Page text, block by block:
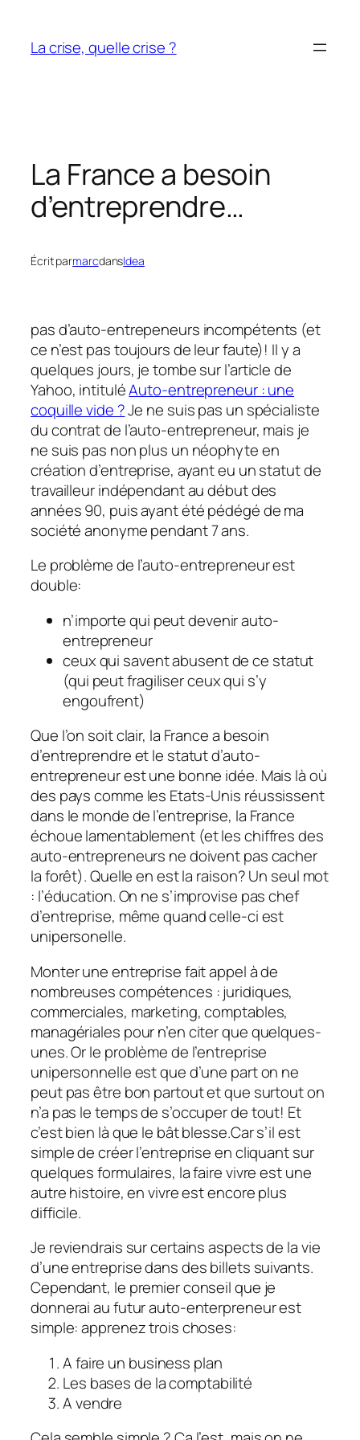
contenu
La crise, quelle crise ?
La France a besoin
d’entreprendre…
Écrit parmarcdansIdea
pas d’auto-entrepeneurs incompétents (et
ce n’est pas toujours de leur faute)! Il y a
quelques jours, je tombe sur l’article de
Yahoo, intituléAuto-entrepreneur : une
coquille vide ?Je ne suis pas un spécialiste
du contrat de l’auto-entrepreneur, mais je
ne suis pas non plus un néophyte en
création d’entreprise, ayant eu un statut de
travailleur indépendant au début des
années 90, puis ayant été pédégé de ma
société anonyme pendant 7 ans.
Le problème de l’auto-entrepreneur est
double:
n’importe qui peut devenir auto-
entrepreneur
ceux qui savent abusent de ce statut
(qui peut fragiliser ceux qui s’y
engoufrent)
Que l’on soit clair, la France a besoin
d’entreprendre et le statut d’auto-
entrepreneur est une bonne idée. Mais là où
des pays comme les Etats-Unis réussissent
dans le monde de l’entreprise, la France
échoue lamentablement (et les chiffres des
auto-entrepreneurs ne doivent pas cacher
la forêt). Quelle en est la raison? Un seul mot
: l’éducation. On ne s’improvise pas chef
d’entreprise, même quand celle-ci est
unipersonelle.
Monter une entreprise fait appel à de
nombreuses compétences : juridiques,
commerciales, marketing, comptables,
managériales pour n’en citer que quelques-
unes. Or le problème de l’entreprise
unipersonnelle est que d’une part on ne
peut pas être bon partout et que surtout on
n’a pas le temps de s’occuper de tout! Et
c’est bien là que le bât blesse.Car s’il est
simple de créer l’entreprise en cliquant sur
quelques formulaires, la faire vivre est une
autre histoire, en vivre est encore plus
difficile.
Je reviendrais sur certains aspects de la vie
d’une entreprise dans des billets suivants.
Cependant, le premier conseil que je
donnerai au futur auto-enterpreneur est
simple: apprenez trois choses:
A faire un business plan
Les bases de la comptabilité
A vendre